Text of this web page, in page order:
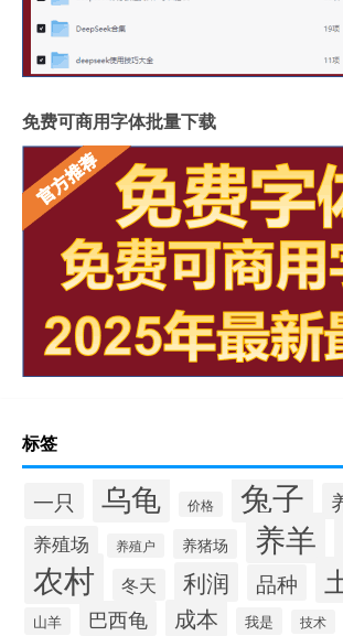
免费可商用字体批量下载
标签
一只 乌龟 价格 兔子
养殖场 养殖户 养猪场 养羊
农村 冬天 利润 品种
山羊 巴西龟 成本 我是 技术